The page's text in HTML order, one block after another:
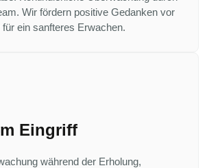
Wir fördern positive Gedanken vor
ein sanfteres Erwachen.
Eingriff
während der Erholung,